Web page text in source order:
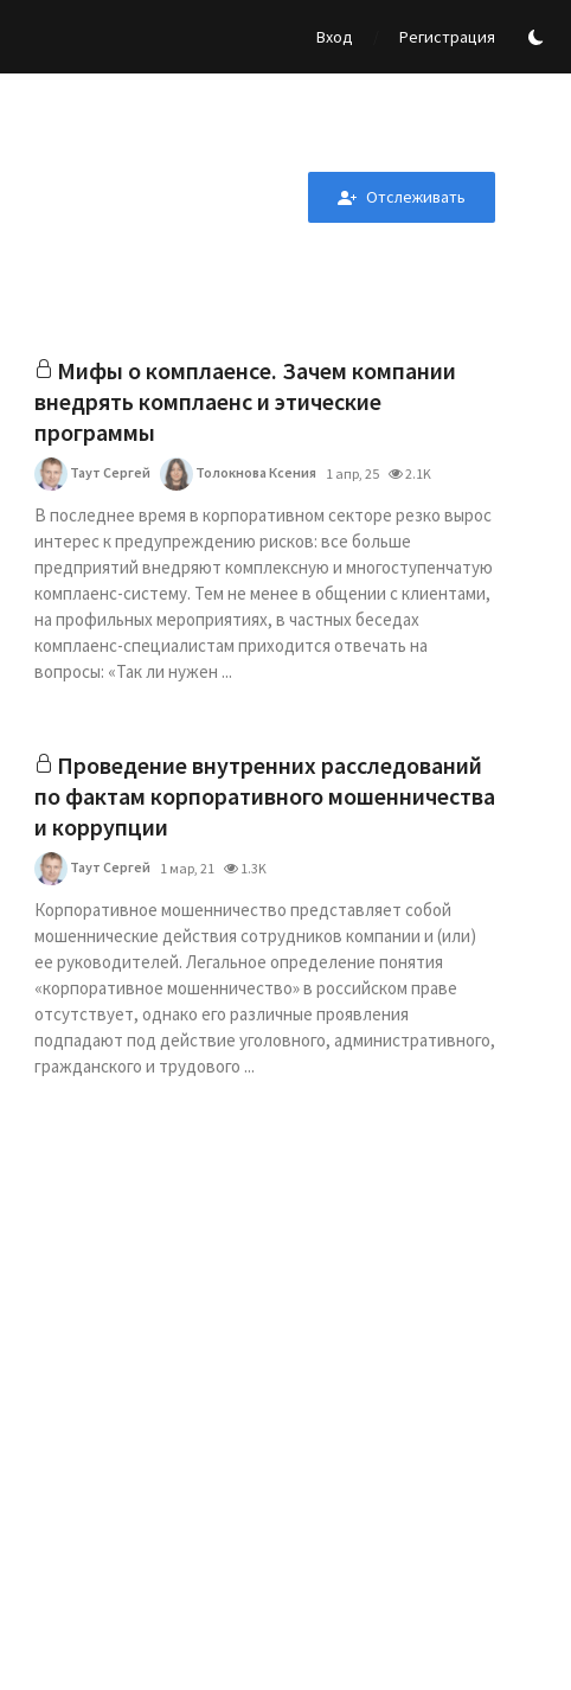
Вход Регистрация
Отслеживать
Мифы о комплаенсе. Зачем компании
внедрять комплаенс и этические
программы
Таут Сергей Толокнова Ксения 1 апр, 25 2.1K
В последнее время в корпоративном секторе резко вырос
интерес к предупреждению рисков: все больше
предприятий внедряют комплексную и многоступенчатую
комплаенс-систему. Тем не менее в общении с клиентами,
на профильных мероприятиях, в частных беседах
комплаенс-специалистам приходится отвечать на
вопросы: «Так ли нужен ...
Проведение внутренних расследований
по фактам корпоративного мошенничества
и коррупции
Таут Сергей 1 мар, 21 1.3K
Корпоративное мошенничество представляет собой
мошеннические действия сотрудников компании и (или)
ее руководителей. Легальное определение понятия
«корпоративное мошенничество» в российском праве
отсутствует, однако его различные проявления
подпадают под действие уголовного, административного,
гражданского и трудового ...